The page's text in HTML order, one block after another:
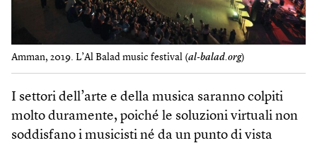
Amman, 2019. L’Al Balad music festival (al-balad.org)
I settori dell’arte e della musica saranno colpiti
molto duramente, poiché le soluzioni virtuali non
soddisfano i musicisti né da un punto di vista